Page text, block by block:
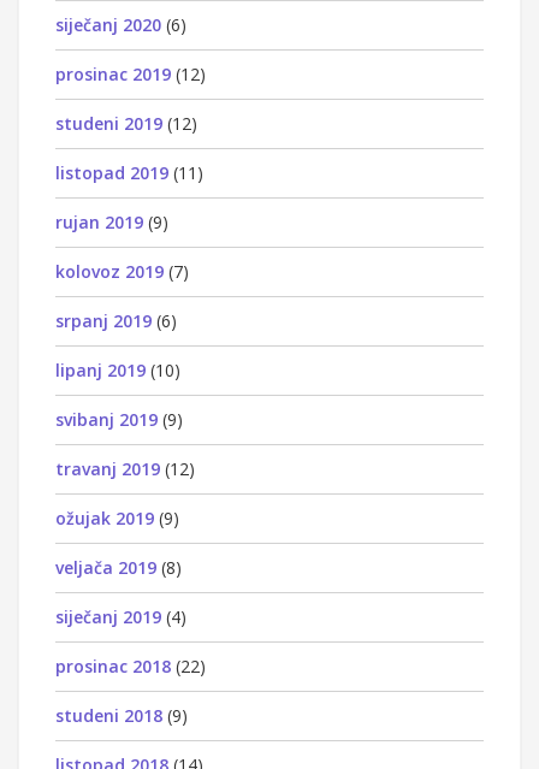
siječanj 2020 (6)
prosinac 2019 (12)
studeni 2019 (12)
listopad 2019 (11)
rujan 2019 (9)
kolovoz 2019 (7)
srpanj 2019 (6)
lipanj 2019 (10)
svibanj 2019 (9)
travanj 2019 (12)
ožujak 2019 (9)
veljača 2019 (8)
siječanj 2019 (4)
prosinac 2018 (22)
studeni 2018 (9)
listopad 2018 (14)